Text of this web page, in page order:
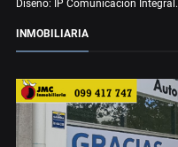
Diseño: IP Comunicación Integral.
INMOBILIARIA